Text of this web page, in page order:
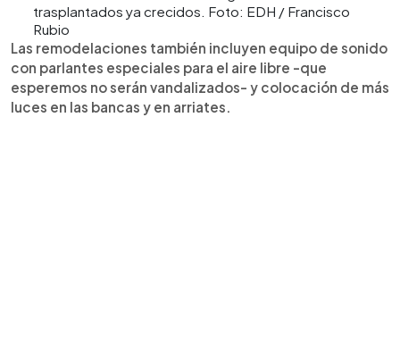
trasplantados ya crecidos. Foto: EDH / Francisco
Rubio
Las remodelaciones también incluyen equipo de sonido
con parlantes especiales para el aire libre -que
esperemos no serán vandalizados- y colocación de más
luces en las bancas y en arriates.